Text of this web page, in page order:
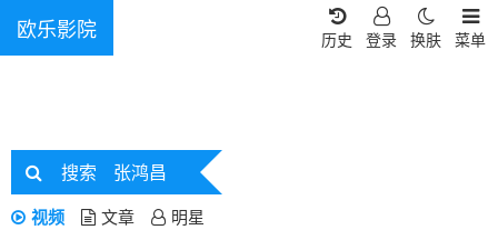
欧乐影院 菜单
换肤
登录
历史
搜索 张鸿昌
视频 文章 明星